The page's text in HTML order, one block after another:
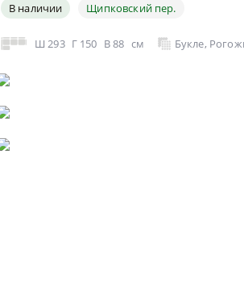
В наличии Щипковский пер.
Ш 293 Г 150 В88 см Букле,